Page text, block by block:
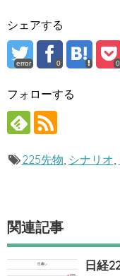
シェアする
error 0 0
フォローする
225先物 シナリオ
関連記事
日経